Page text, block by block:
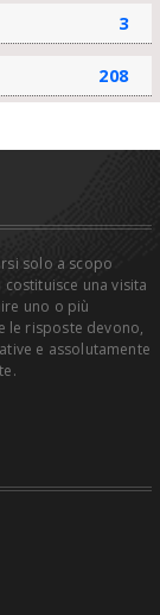
3
208
solo a scopo
una visita
uno o più
le risposte devono,
e assolutamente